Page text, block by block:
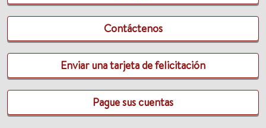
Contáctenos
Enviar una tarjeta de felicitación
Pague sus cuentas